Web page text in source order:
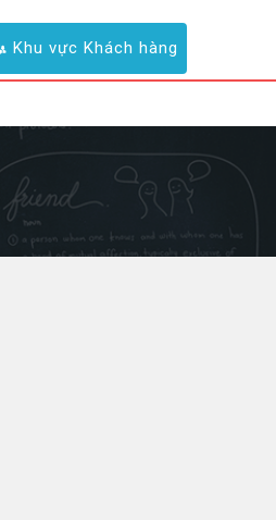
Khu vực Khách hàng